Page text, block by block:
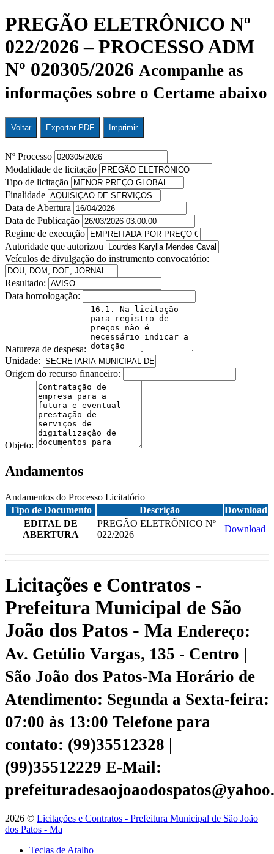
PREGÃO ELETRÔNICO Nº
022/2026 – PROCESSO ADM
Nº 020305/2026 Acompanhe as
informações sobre o Certame abaixo
Voltar Exportar PDF Imprimir
Nº Processo
Modalidade de licitação
Tipo de licitação
Finalidade
Data de Abertura
Data de Publicação
Regime de execução
Autoridade que autorizou
Veículos de divulgação do instrumento convocatório:
Resultado:
Data homologação:
Natureza de despesa:
Unidade:
Origem do recurso financeiro:
Objeto:
Andamentos
Andamentos do Processo Licitatório
Tipo de Documento
Descrição
Download
EDITAL DE
ABERTURA
PREGÃO ELETRÕNICO Nº
022/2026
Download
Licitações e Contratos -
Prefeitura Municipal de São
João dos Patos - Ma Endereço:
Av. Getúlio Vargas, 135 - Centro |
São João dos Patos-Ma Horário de
Atendimento: Segunda a Sexta-feira:
07:00 às 13:00 Telefone para
contato: (99)35512328 |
(99)35512229 E-Mail:
2026 © Licitações e Contratos - Prefeitura Municipal de São João
dos Patos - Ma
Teclas de Atalho